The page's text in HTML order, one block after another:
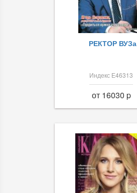
РЕКТОР ВУЗа
Индекс Е46313
от 16030 p